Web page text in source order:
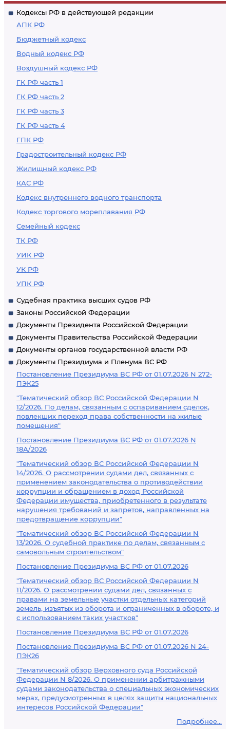
Кодексы РФ в действующей редакции
АПК РФ
Бюджетный кодекс
Водный кодекс РФ
Воздушный кодекс РФ
ГК РФ часть 1
ГК РФ часть 2
ГК РФ часть 3
ГК РФ часть 4
ГПК РФ
Градостроительный кодекс РФ
Жилищный кодекс РФ
КАС РФ
Кодекс внутреннего водного транспорта
Кодекс торгового мореплавания РФ
Семейный кодекс
ТК РФ
УИК РФ
УК РФ
УПК РФ
Судебная практика высших судов РФ
Законы Российской Федерации
Документы Президента Российской Федерации
Документы Правительства Российской Федерации
Документы органов государственной власти РФ
Документы Президиума и Пленума ВС РФ
Постановление Президиума ВС РФ от 01.07.2026 N 272-
ПЭК25
"Тематический обзор ВС Российской Федерации N
12/2026. По делам, связанным с оспариванием сделок,
повлекших переход права собственности на жилые
помещения"
Постановление Президиума ВС РФ от 01.07.2026 N
18А/2026
"Тематический обзор ВС Российской Федерации N
14/2026. О рассмотрении судами дел, связанных с
применением законодательства о противодействии
коррупции и обращением в доход Российской
Федерации имущества, приобретенного в результате
нарушения требований и запретов, направленных на
предотвращение коррупции"
"Тематический обзор ВС Российской Федерации N
13/2026. О судебной практике по делам, связанным с
самовольным строительством"
Постановление Президиума ВС РФ от 01.07.2026
"Тематический обзор ВС Российской Федерации N
11/2026. О рассмотрении судами дел, связанных с
правами на земельные участки отдельных категорий
земель, изъятых из оборота и ограниченных в обороте, и
с использованием таких участков"
Постановление Президиума ВС РФ от 01.07.2026
Постановление Президиума ВС РФ от 01.07.2026 N 24-
ПЭК26
"Тематический обзор Верховного суда Российской
Федерации N 8/2026. О применении арбитражными
судами законодательства о специальных экономических
мерах, предусмотренных в целях защиты национальных
интересов Российской Федерации"
Подробнее...